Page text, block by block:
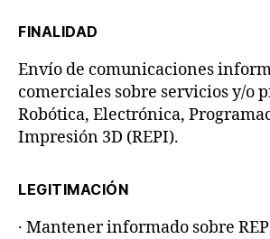
FINALIDAD
Envío de comunicaciones
comerciales sobre servicios y/o
Robótica, Electrónica,
Impresión 3D (REPI).
LEGITIMACIÓN
· Mantener informado sobre